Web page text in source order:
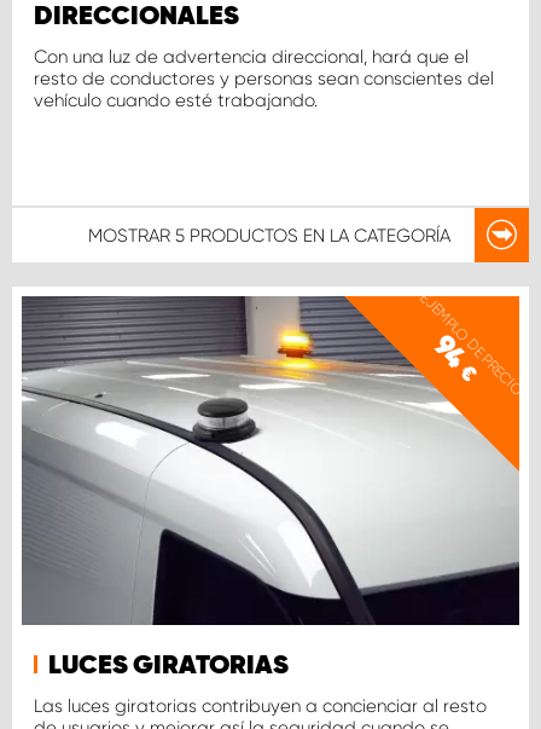
DIRECCIONALES
Con una luz de advertencia direccional, hará que el
resto de conductores y personas sean conscientes del
vehículo cuando esté trabajando.
MOSTRAR 5 PRODUCTOS EN LA CATEGORÍA
EJEMPLO DE PRECIO
94
€
LUCES GIRATORIAS
Las luces giratorias contribuyen a concienciar al resto